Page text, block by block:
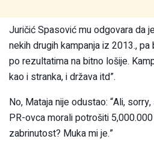
Juričić Spasović mu odgovara da
nekih drugih kampanja iz 2013.,
po rezultatima na bitno lošije.
kao i stranka, i država itd”.
No, Mataja nije odustao: “Ali,
PR-ovca morali potrošiti
zabrinutost? Muka mi je.”